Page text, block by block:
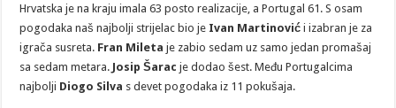
Hrvatska je na kraju imala 63 posto realizacije, a Portugal 61. S osam
pogodaka naš najbolji strijelac bio je Ivan Martinovići izabran je za
igrača susreta. Fran Miletaje zabio sedam uz samo jedan promašaj
sa sedam metara. Josip Šaracje dodao šest. Među Portugalcima
najbolji Diogo Silva s devet pogodaka iz 11 pokušaja.